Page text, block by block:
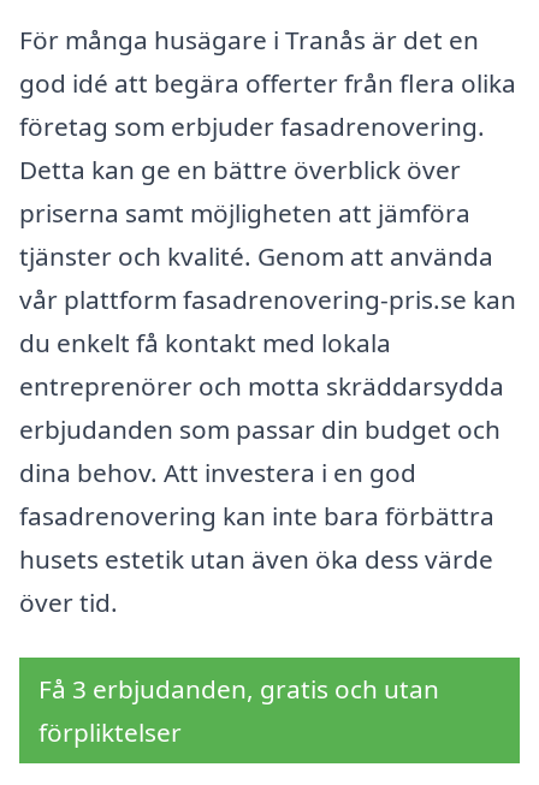
För många husägare i Tranås är det en
god idé att begära offerter från flera olika
företag som erbjuder fasadrenovering.
Detta kan ge en bättre överblick över
priserna samt möjligheten att jämföra
tjänster och kvalité. Genom att använda
vår plattform fasadrenovering-pris.se kan
du enkelt få kontakt med lokala
entreprenörer och motta skräddarsydda
erbjudanden som passar din budget och
dina behov. Att investera i en god
fasadrenovering kan inte bara förbättra
husets estetik utan även öka dess värde
över tid.
Få 3 erbjudanden, gratis och utan
förpliktelser